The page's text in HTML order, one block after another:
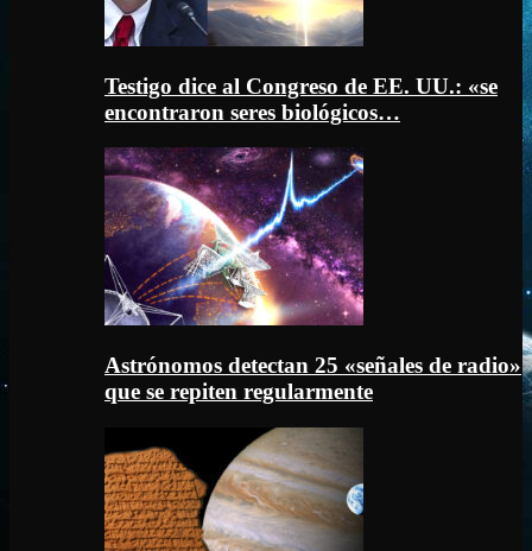
Testigo dice al Congreso de EE. UU.: «se
encontraron seres biológicos…
Astrónomos detectan 25 «señales de radio»
que se repiten regularmente